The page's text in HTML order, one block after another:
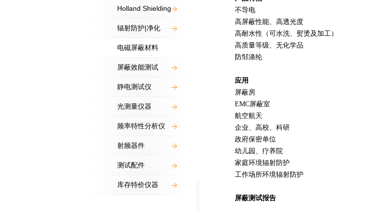
Holland Shielding
辐射防护|净化
电磁屏蔽材料
屏蔽效能测试
静电测试仪
光测量仪器
频率特性分析仪
射频器件
测试配件
库存特价仪器
不导电
高屏蔽性能、高透光度
高耐水性（可水洗、熨烫及加工）
高质量等级、无化学品
防邹涤纶
应用
屏蔽房
EMC屏蔽室
航空航天
企业、高校、科研
政府保密单位
幼儿园、疗养院
家庭环境辐射防护
工作场所环境辐射防护
屏蔽测试报告